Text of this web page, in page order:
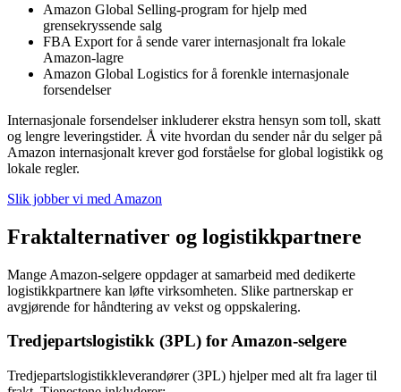
Amazon Global Selling-program for hjelp med
grensekryssende salg
FBA Export for å sende varer internasjonalt fra lokale
Amazon-lagre
Amazon Global Logistics for å forenkle internasjonale
forsendelser
Internasjonale forsendelser inkluderer ekstra hensyn som toll, skatt
og lengre leveringstider. Å vite hvordan du sender når du selger på
Amazon internasjonalt krever god forståelse for global logistikk og
lokale regler.
Slik jobber vi med Amazon
Fraktalternativer og logistikkpartnere
Mange Amazon-selgere oppdager at samarbeid med dedikerte
logistikkpartnere kan løfte virksomheten. Slike partnerskap er
avgjørende for håndtering av vekst og oppskalering.
Tredjepartslogistikk (3PL) for Amazon-selgere
Tredjepartslogistikkleverandører (3PL) hjelper med alt fra lager til